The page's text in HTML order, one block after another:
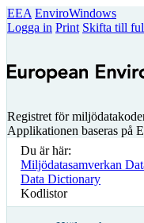
EEA EnviroWindows
Logga in Print Skifta till
Registret för
Applikationen baseras på
Du är här:
Miljödatasamverkan
Data Dictionary
Kodlistor